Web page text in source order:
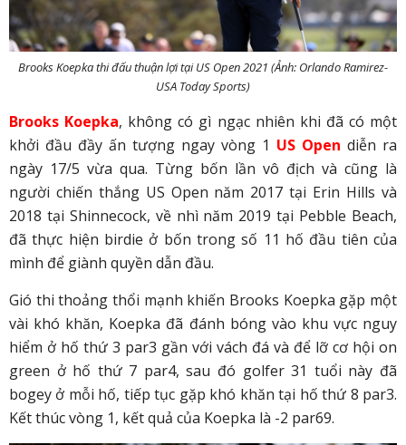
Brooks Koepka thi đấu thuận lợi tại US Open 2021 (Ảnh: Orlando Ramirez-
USA Today Sports)
Brooks Koepka, không có gì ngạc nhiên khi đã có một
khởi đầu đầy ấn tượng ngay vòng 1 US Open diễn ra
ngày 17/5 vừa qua. Từng bốn lần vô địch và cũng là
người chiến thắng US Open năm 2017 tại Erin Hills và
2018 tại Shinnecock, về nhì năm 2019 tại Pebble Beach,
đã thực hiện birdie ở bốn trong số 11 hố đầu tiên của
mình để giành quyền dẫn đầu.
Gió thi thoảng thổi mạnh khiến Brooks Koepka gặp một
vài khó khăn, Koepka đã đánh bóng vào khu vực nguy
hiểm ở hố thứ 3 par3 gần với vách đá và để lỡ cơ hội on
green ở hố thứ 7 par4, sau đó golfer 31 tuổi này đã
bogey ở mỗi hố, tiếp tục gặp khó khăn tại hố thứ 8 par3.
Kết thúc vòng 1, kết quả của Koepka là -2 par69.